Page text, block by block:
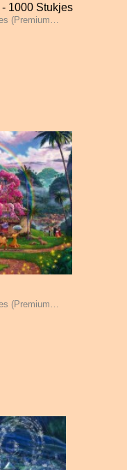
1000 Stukjes
(Premium…
(Premium…